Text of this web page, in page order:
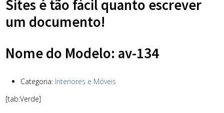
Sites é tão fácil quanto escrever
um documento!
Nome do Modelo: av-134
Categoria: Interiores e Móveis
[tab:Verde]